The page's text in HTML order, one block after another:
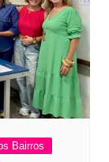
Bairros